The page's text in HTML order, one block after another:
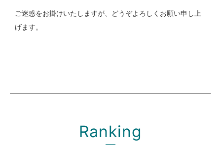
ご迷惑をお掛けいたしますが、どうぞよろしくお願い申し上
げます。
Ranking